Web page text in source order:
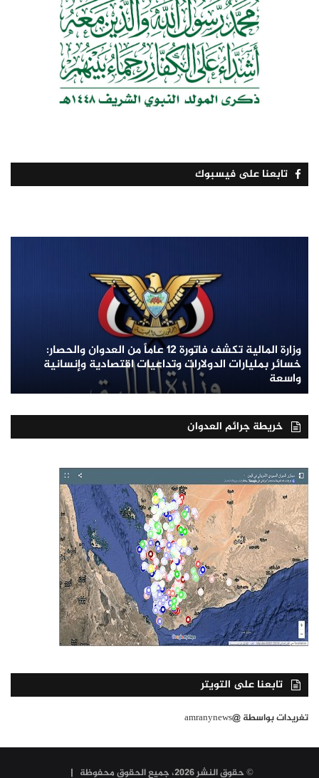
تابعنا على فيسبوك
وزارة المالية تكشف فاتورة 12 عاماً من العدوان والحصار:
خسائر بمليارات الدولارات وتداعيات اقتصادية وإنسانية
واسعة
خريطة جرائم العدوان
تابعنا على التويتر
تغريدات بواسطة @amranynews
© حقوق النشر 2026، جميع الحقوق محفوظة |